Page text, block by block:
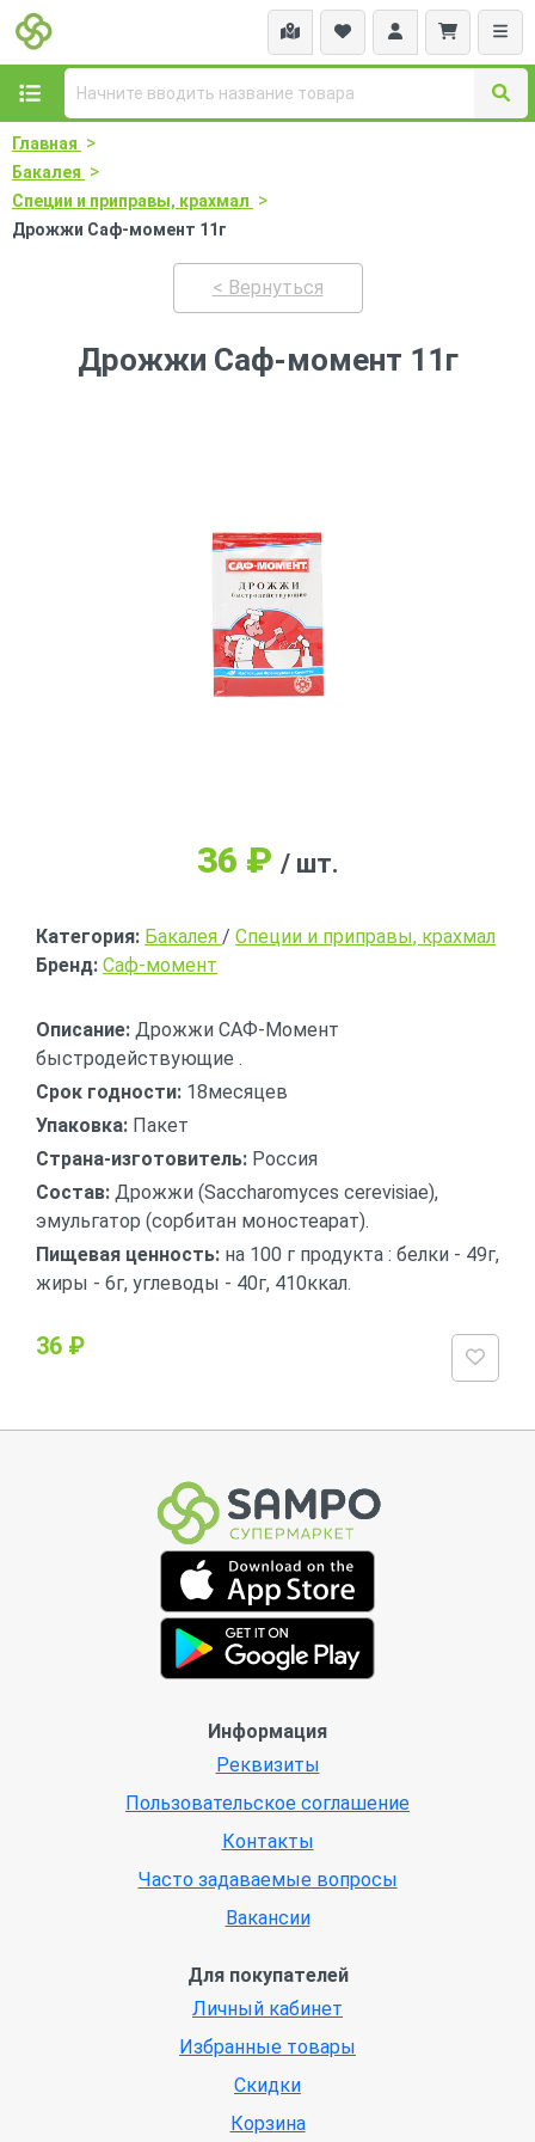
Главная >
Бакалея >
Специи и приправы, крахмал >
Дрожжи Саф-момент 11г
< Вернуться
Дрожжи Саф-момент 11г
36 ₽ / шт.
Категория: Бакалея / Специи и приправы, крахмал
Бренд: Саф-момент
Описание: Дрожжи САФ-Момент
быстродействующие .
Срок годности: 18месяцев
Упаковка: Пакет
Страна-изготовитель: Россия
Состав: Дрожжи (Saccharomyces cerevisiae),
эмульгатор (сорбитан моностеарат).
Пищевая ценность: на 100 г продукта : белки - 49г,
жиры - 6г, углеводы - 40г, 410ккал.
36 ₽
Информация
Реквизиты
Пользовательское соглашение
Контакты
Часто задаваемые вопросы
Вакансии
Для покупателей
Личный кабинет
Избранные товары
Скидки
Корзина